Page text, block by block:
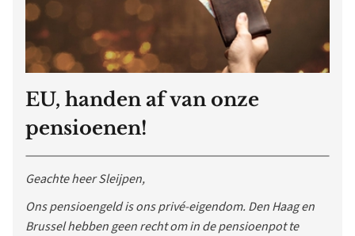
EU, handen af van onze
pensioenen!
Geachte heer Sleijpen,
Ons pensioengeld is ons privé-eigendom. Den Haag en
Brussel hebben geen recht om in de pensioenpot te